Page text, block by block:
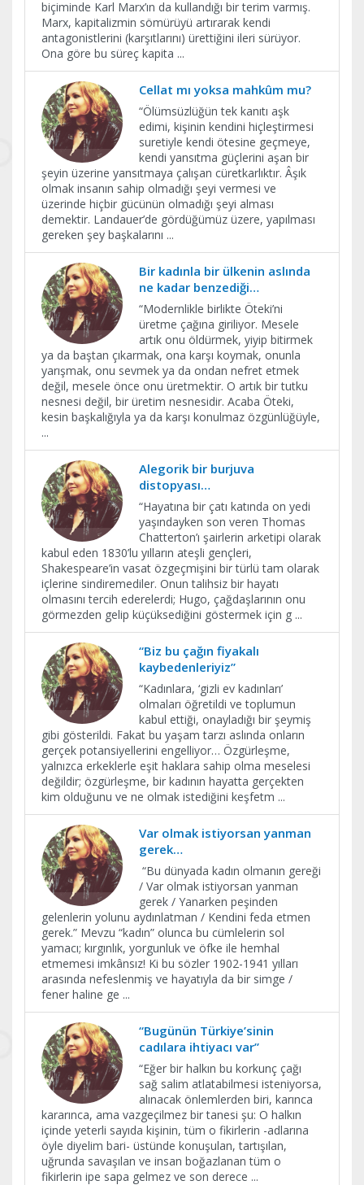
biçiminde Karl Marx’ın da kullandığı bir terim varmış.
Marx, kapitalizmin sömürüyü artırarak kendi
antagonistlerini (karşıtlarını) ürettiğini ileri sürüyor.
Ona göre bu süreç kapita ...
Cellat mı yoksa mahkûm mu?
“Ölümsüzlüğün tek kanıtı aşk
edimi, kişinin kendini hiçleştirmesi
suretiyle kendi ötesine geçmeye,
kendi yansıtma güçlerini aşan bir
şeyin üzerine yansıtmaya çalışan cüretkarlıktır. Âşık
olmak insanın sahip olmadığı şeyi vermesi ve
üzerinde hiçbir gücünün olmadığı şeyi alması
demektir. Landauer’de gördüğümüz üzere, yapılması
gereken şey başkalarını ...
Bir kadınla bir ülkenin aslında
ne kadar benzediği…
​“Modernlikle birlikte Öteki’ni
üretme çağına giriliyor. Mesele
artık onu öldürmek, yiyip bitirmek
ya da baştan çıkarmak, ona karşı koymak, onunla
yarışmak, onu sevmek ya da ondan nefret etmek
değil, mesele önce onu üretmektir. O artık bir tutku
nesnesi değil, bir üretim nesnesidir. Acaba Öteki,
kesin başkalığıyla ya da karşı konulmaz özgünlüğüyle,
...
Alegorik bir burjuva
distopyası…
“Hayatına bir çatı katında on yedi
yaşındayken son veren Thomas
Chatterton’ı şairlerin arketipi olarak
kabul eden 1830’lu yılların ateşli gençleri,
Shakespeare’in vasat özgeçmişini bir türlü tam olarak
içlerine sindiremediler. Onun talihsiz bir hayatı
olmasını tercih ederelerdi; Hugo, çağdaşlarının onu
görmezden gelip küçüksediğini göstermek için g ...
“Biz bu çağın fiyakalı
kaybedenleriyiz”
“Kadınlara, ‘gizli ev kadınları’
olmaları öğretildi ve toplumun
kabul ettiği, onayladığı bir şeymiş
gibi gösterildi. Fakat bu yaşam tarzı aslında onların
gerçek potansiyellerini engelliyor… Özgürleşme,
yalnızca erkeklerle eşit haklara sahip olma meselesi
değildir; özgürleşme, bir kadının hayatta gerçekten
kim olduğunu ve ne olmak istediğini keşfetm ...
Var olmak istiyorsan yanman
gerek…
“Bu dünyada kadın olmanın gereği
/ Var olmak istiyorsan yanman
gerek / Yanarken peşinden
gelenlerin yolunu aydınlatman / Kendini feda etmen
gerek.” Mevzu “kadın” olunca bu cümlelerin sol
yamacı; kırgınlık, yorgunluk ve öfke ile hemhal
etmemesi imkânsız! Ki bu sözler 1902-1941 yılları
arasında nefeslenmiş ve hayatıyla da bir simge /
fener haline ge ...
“Bugünün Türkiye’sinin
cadılara ihtiyacı var”
​“Eğer bir halkın bu korkunç çağı
sağ salim atlatabilmesi isteniyorsa,
alınacak önlemlerden biri, karınca
kararınca, ama vazgeçilmez bir tanesi şu: O halkın
içinde yeterli sayıda kişinin, tüm o fikirlerin -adlarına
öyle diyelim bari- üstünde konuşulan, tartışılan,
uğrunda savaşılan ve insan boğazlanan tüm o
fikirlerin ipe sapa gelmez ve son derece ...